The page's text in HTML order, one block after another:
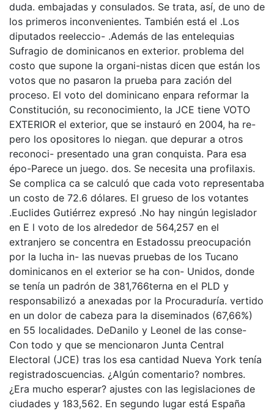
duda. embajadas y consulados. Se trata, así, de uno de
los primeros inconvenientes. También está el .Los
diputados reeleccio- .Además de las entelequias
Sufragio de dominicanos en exterior. problema del
costo que supone la organi-nistas dicen que están los
votos que no pasaron la prueba para zación del
proceso. El voto del dominicano enpara reformar la
Constitución, su reconocimiento, la JCE tiene VOTO
EXTERIOR el exterior, que se instauró en 2004, ha re-
pero los opositores lo niegan. que depurar a otros
reconoci- presentado una gran conquista. Para esa
épo-Parece un juego. dos. Se necesita una profilaxis.
Se complica ca se calculó que cada voto representaba
un costo de 72.6 dólares. El grueso de los votantes
.Euclides Gutiérrez expresó .No hay ningún legislador
en E l voto de los alrededor de 564,257 en el
extranjero se concentra en Estadossu preocupación
por la lucha in- las nuevas pruebas de los Tucano
dominicanos en el exterior se ha con- Unidos, donde
se tenía un padrón de 381,766terna en el PLD y
responsabilizó a anexadas por la Procuraduría. vertido
en un dolor de cabeza para la diseminados (67,66%)
en 55 localidades. DeDanilo y Leonel de las conse-
Con todo y que se mencionaron Junta Central
Electoral (JCE) tras los esa cantidad Nueva York tenía
registradoscuencias. ¿Algún comentario? nombres.
¿Era mucho esperar? ajustes con las legislaciones de
ciudades y 183,562. En segundo lugar está España